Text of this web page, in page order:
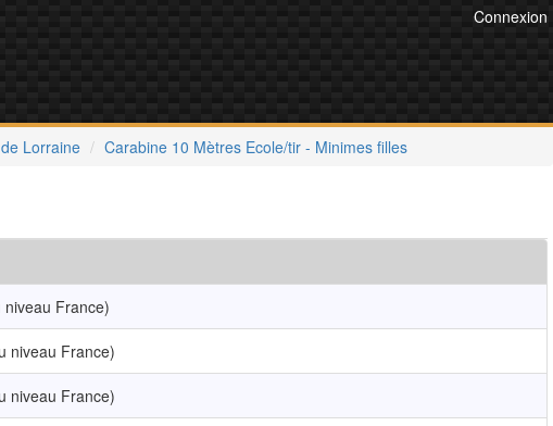
Connexion
Lorraine Carabine 10 Mètres Ecole/tir - Minimes filles
niveau France)
niveau France)
niveau France)